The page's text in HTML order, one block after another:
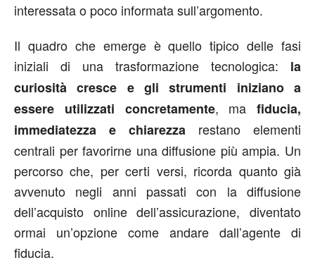
interessata o poco informata sull’argomento.
Il quadro che emerge è quello tipico delle fasi
iniziali di una trasformazione tecnologica: la
curiosità cresce e gli strumenti iniziano a
essere utilizzati concretamente, ma fiducia,
immediatezza e chiarezza restano elementi
centrali per favorirne una diffusione più ampia. Un
percorso che, per certi versi, ricorda quanto già
avvenuto negli anni passati con la diffusione
dell’acquisto online dell’assicurazione, diventato
ormai un’opzione come andare dall’agente di
fiducia.